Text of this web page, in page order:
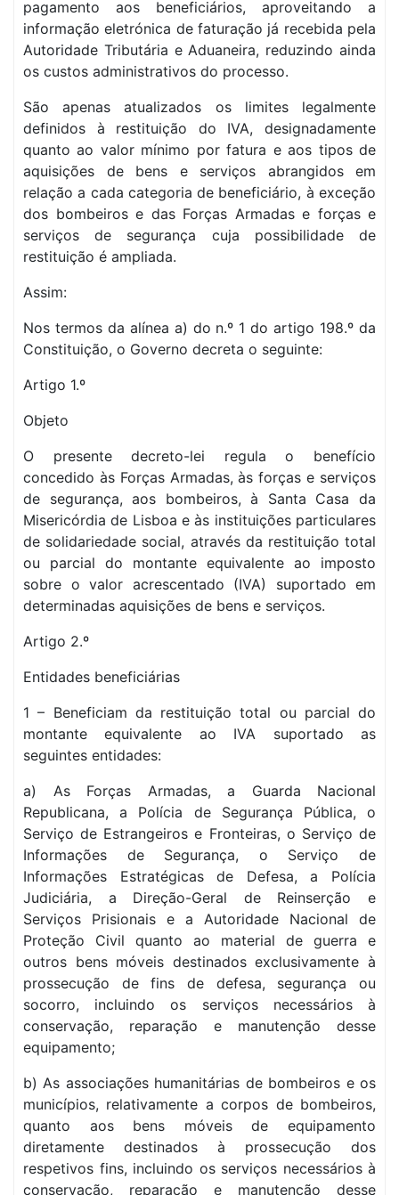
pagamento aos beneficiários, aproveitando a
informação eletrónica de faturação já recebida pela
Autoridade Tributária e Aduaneira, reduzindo ainda
os custos administrativos do processo.
São apenas atualizados os limites legalmente
definidos à restituição do IVA, designadamente
quanto ao valor mínimo por fatura e aos tipos de
aquisições de bens e serviços abrangidos em
relação a cada categoria de beneficiário, à exceção
dos bombeiros e das Forças Armadas e forças e
serviços de segurança cuja possibilidade de
restituição é ampliada.
Assim:
Nos termos da alínea a) do n.º 1 do artigo 198.º da
Constituição, o Governo decreta o seguinte:
Artigo 1.º
Objeto
O presente decreto-lei regula o benefício
concedido às Forças Armadas, às forças e serviços
de segurança, aos bombeiros, à Santa Casa da
Misericórdia de Lisboa e às instituições particulares
de solidariedade social, através da restituição total
ou parcial do montante equivalente ao imposto
sobre o valor acrescentado (IVA) suportado em
determinadas aquisições de bens e serviços.
Artigo 2.º
Entidades beneficiárias
1 – Beneficiam da restituição total ou parcial do
montante equivalente ao IVA suportado as
seguintes entidades:
a) As Forças Armadas, a Guarda Nacional
Republicana, a Polícia de Segurança Pública, o
Serviço de Estrangeiros e Fronteiras, o Serviço de
Informações de Segurança, o Serviço de
Informações Estratégicas de Defesa, a Polícia
Judiciária, a Direção-Geral de Reinserção e
Serviços Prisionais e a Autoridade Nacional de
Proteção Civil quanto ao material de guerra e
outros bens móveis destinados exclusivamente à
prossecução de fins de defesa, segurança ou
socorro, incluindo os serviços necessários à
conservação, reparação e manutenção desse
equipamento;
b) As associações humanitárias de bombeiros e os
municípios, relativamente a corpos de bombeiros,
quanto aos bens móveis de equipamento
diretamente destinados à prossecução dos
respetivos fins, incluindo os serviços necessários à
conservação, reparação e manutenção desse